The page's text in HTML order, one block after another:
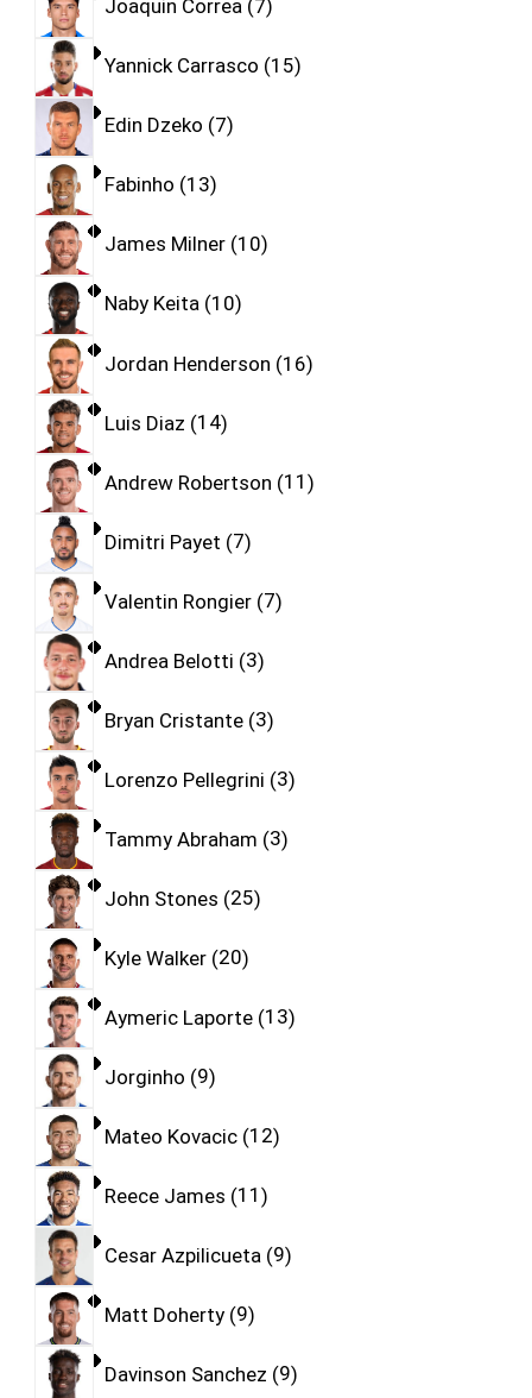
Joaquin Correa 7
Yannick Carrasco 15
Edin Dzeko 7
Fabinho 13
James Milner 10
Naby Keita 10
Jordan Henderson 16
Luis Diaz 14
Andrew Robertson 11
Dimitri Payet 7
Valentin Rongier 7
Andrea Belotti 3
Bryan Cristante 3
Lorenzo Pellegrini 3
Tammy Abraham 3
John Stones 25
Kyle Walker 20
Aymeric Laporte 13
Jorginho 9
Mateo Kovacic 12
Reece James 11
Cesar Azpilicueta 9
Matt Doherty 9
Davinson Sanchez 9